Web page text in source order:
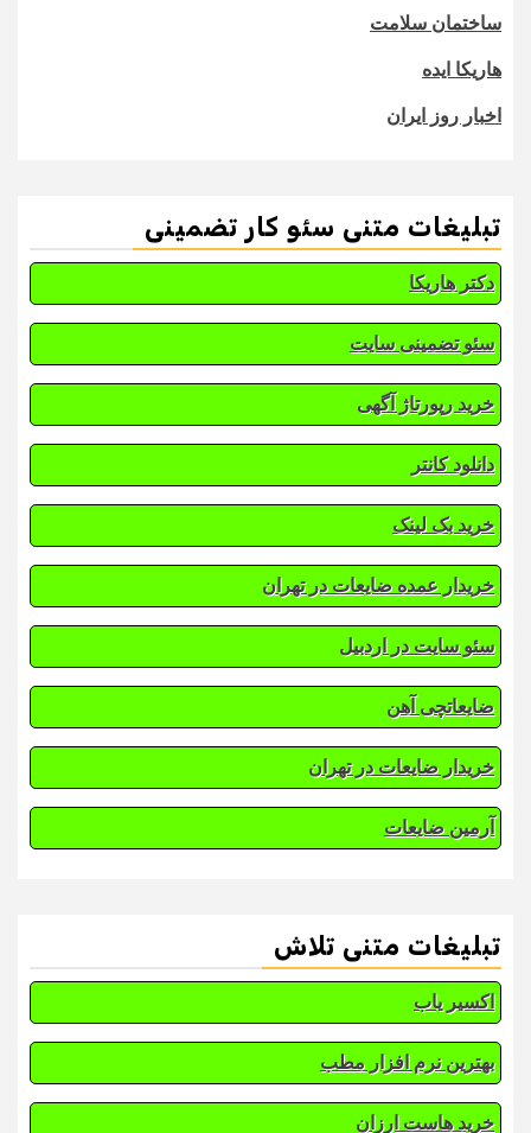
ساختمان سلامت
هاریکا ایده
اخبار روز ایران
تبلیغات متنی سئو کار تضمینی
دکتر هاریکا
سئو تضمینی سایت
خرید رپورتاژ آگهی
دانلود کانتر
خرید بک لینک
خریدار عمده ضایعات در تهران
سئو سایت در اردبیل
ضایعاتچی آهن
خریدار ضایعات در تهران
آرمین ضایعات
تبلیغات متنی تلاش
اکسیر یاب
بهترین نرم افزار مطب
خرید هاست ارزان